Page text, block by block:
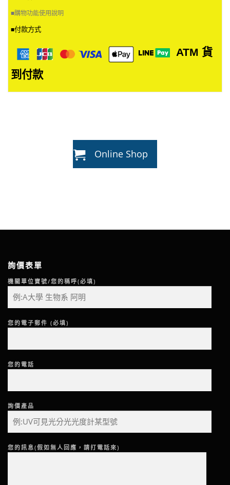
■購物功能使用說明
■付款方式
ATM 貨
到付款
Online Shop
詢價表單
機關單位寶號/您的稱呼(必填)
您的電子郵件 (必填)
您的電話
詢價產品
您的訊息(假如無人回應，請打電話來)